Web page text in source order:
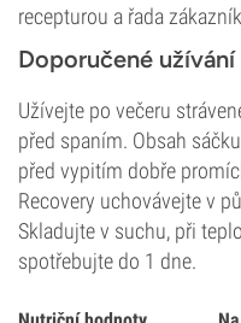
recepturou a řada
Doporučené užívání
Užívejte po večeru
před spaním. Obsah
před vypitím dobře
Recovery uchovávejte v
Skladujte v suchu, při
spotřebujte do 1 dne.